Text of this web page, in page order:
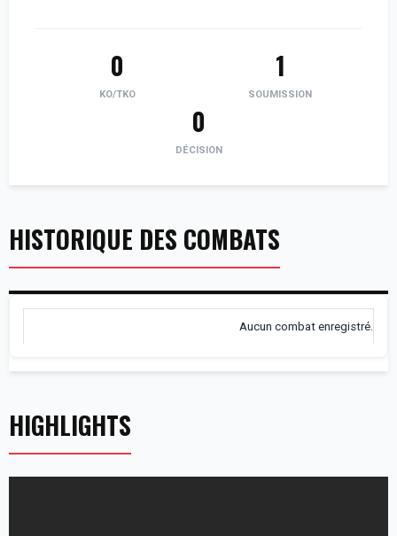
0
KO/TKO
1
SOUMISSION
0
DÉCISION
HISTORIQUE DES COMBATS
Aucun combat enregistré.
HIGHLIGHTS